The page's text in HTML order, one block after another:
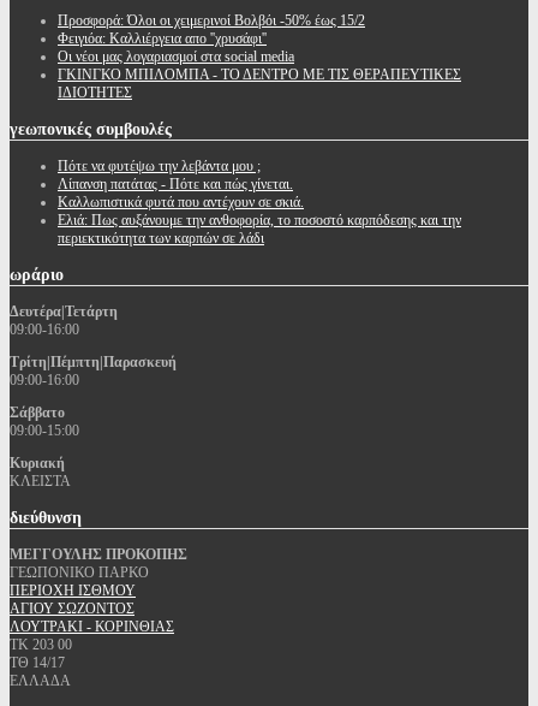
Προσφορά: Όλοι οι χειμερινοί Βολβόι -50% έως 15/2
Φειγιόα: Καλλιέργεια απο ''χρυσάφι''
Oι νέοι μας λογαριασμοί στα social media
ΓΚΙΝΓΚΟ ΜΠΙΛΟΜΠΑ - ΤΟ ΔΕΝΤΡΟ ΜΕ ΤΙΣ ΘΕΡΑΠΕΥΤΙΚΕΣ
ΙΔΙΟΤΗΤΕΣ
γεωπονικές συμβουλές
Πότε να φυτέψω την λεβάντα μου ;
Λίπανση πατάτας - Πότε και πώς γίνεται.
Καλλωπιστικά φυτά που αντέχουν σε σκιά.
Ελιά: Πως αυξάνουμε την ανθοφορία, το ποσοστό καρπόδεσης και την
περιεκτικότητα των καρπών σε λάδι
ωράριο
Δευτέρα|Τετάρτη
09:00-16:00
Τρίτη|Πέμπτη|Παρασκευή
09:00-16:00
Σάββατο
09:00-15:00
Κυριακή
ΚΛΕΙΣΤΑ
διεύθυνση
ΜΕΓΓΟΥΛΗΣ ΠΡΟΚΟΠΗΣ
ΓΕΩΠΟΝΙΚΟ ΠΑΡΚΟ
ΠΕΡΙΟΧΗ ΙΣΘΜΟΥ
ΑΓΙΟΥ ΣΩΖΟΝΤΟΣ
ΛΟΥΤΡΑΚΙ - ΚΟΡΙΝΘΙΑΣ
ΤΚ 203 00
ΤΘ 14/17
ΕΛΛΑΔΑ